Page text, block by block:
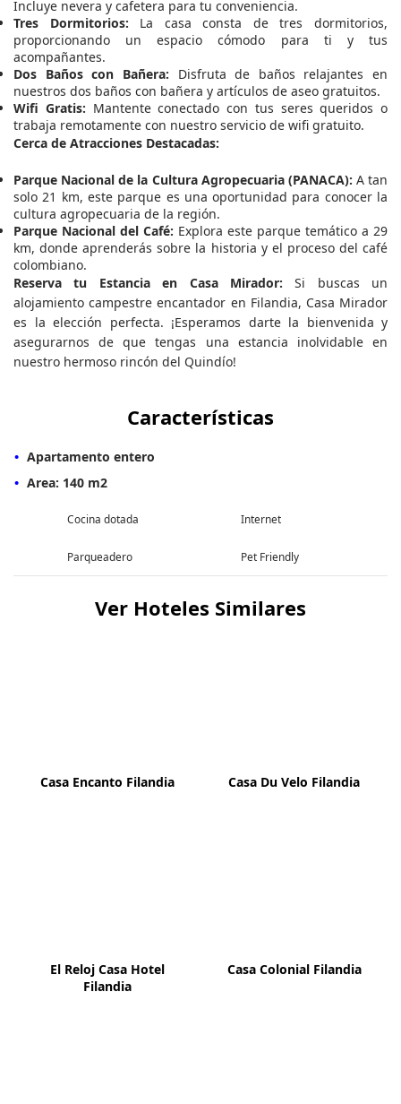
Incluye nevera y cafetera para tu conveniencia.
Tres Dormitorios: La casa consta de tres dormitorios,
proporcionando un espacio cómodo para ti y tus
acompañantes.
Dos Baños con Bañera: Disfruta de baños relajantes en
nuestros dos baños con bañera y artículos de aseo gratuitos.
Wifi Gratis: Mantente conectado con tus seres queridos o
trabaja remotamente con nuestro servicio de wifi gratuito.
Cerca de Atracciones Destacadas:
Parque Nacional de la Cultura Agropecuaria (PANACA): A tan
solo 21 km, este parque es una oportunidad para conocer la
cultura agropecuaria de la región.
Parque Nacional del Café: Explora este parque temático a 29
km, donde aprenderás sobre la historia y el proceso del café
colombiano.
Reserva tu Estancia en Casa Mirador: Si buscas un
alojamiento campestre encantador en Filandia, Casa Mirador
es la elección perfecta. ¡Esperamos darte la bienvenida y
asegurarnos de que tengas una estancia inolvidable en
nuestro hermoso rincón del Quindío!
Características
Apartamento entero
Area: 140 m2
Cocina dotada Internet
Parqueadero Pet Friendly
Ver Hoteles Similares
Casa Encanto Filandia Casa Du Velo Filandia
El Reloj Casa Hotel
Filandia
Casa Colonial Filandia